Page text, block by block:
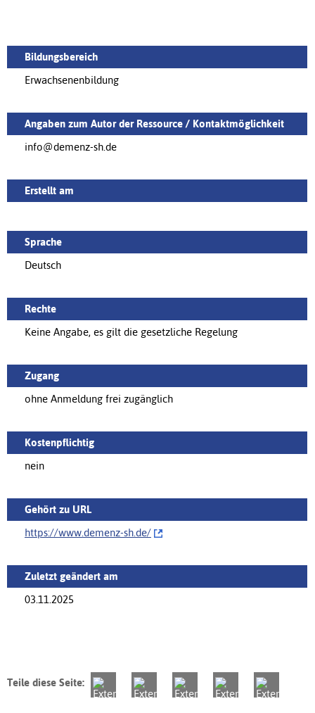
Bildungsbereich
Erwachsenenbildung
Angaben zum Autor der Ressource / Kontaktmöglichkeit
info@demenz-sh.de
Erstellt am
Sprache
Deutsch
Rechte
Keine Angabe, es gilt die gesetzliche Regelung
Zugang
ohne Anmeldung frei zugänglich
Kostenpflichtig
nein
Gehört zu URL
https://www.demenz-sh.de/‌
Zuletzt geändert am
03.11.2025
Teile diese Seite: